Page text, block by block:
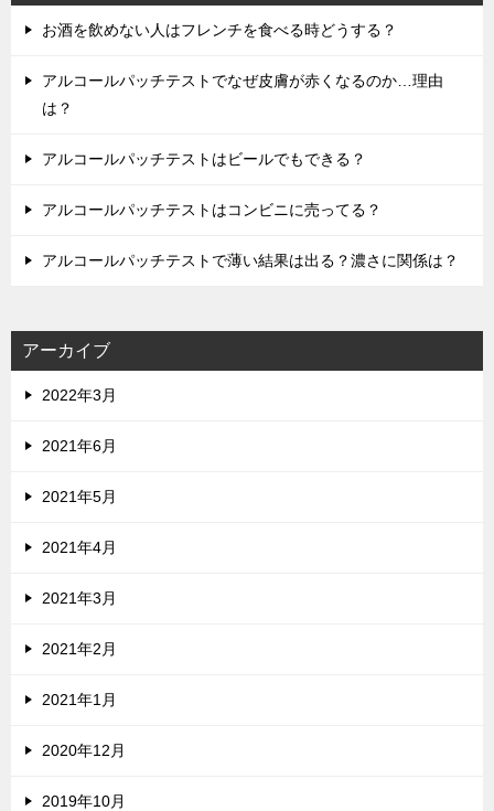
ョ
お酒を飲めない人はフレンチを食べる時どうする？
アルコールパッチテストでなぜ皮膚が赤くなるのか…理由
は？
アルコールパッチテストはビールでもできる？
アルコールパッチテストはコンビニに売ってる？
アルコールパッチテストで薄い結果は出る？濃さに関係は？
アーカイブ
2022年3月
2021年6月
2021年5月
2021年4月
2021年3月
2021年2月
2021年1月
2020年12月
2019年10月